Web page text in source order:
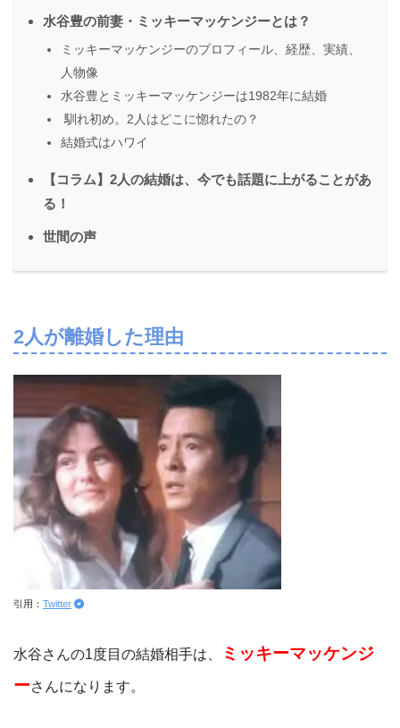
水谷豊の前妻・ミッキーマッケンジーとは？
ミッキーマッケンジーのプロフィール、経歴、実績、
人物像
水谷豊とミッキーマッケンジーは1982年に結婚
馴れ初め。2人はどこに惚れたの？
結婚式はハワイ
【コラム】2人の結婚は、今でも話題に上がることがあ
る！
世間の声
2人が離婚した理由
引用： Twitter
水谷さんの1度目の結婚相手は、
ミッキーマッケンジ
ーさんになります。